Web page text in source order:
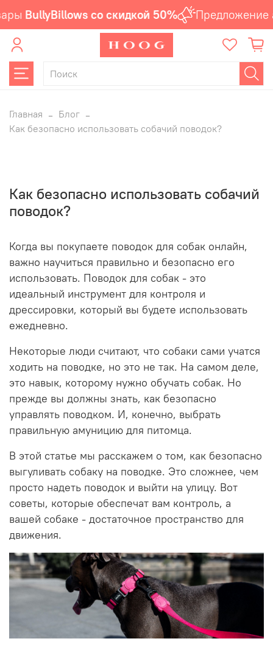
BullyBillows со скидкой 50% Предложение
Главная
Блог
Как безопасно использовать собачий поводок?
Как безопасно использовать собачий
поводок?
Когда вы покупаете поводок для собак онлайн,
важно научиться правильно и безопасно его
использовать. Поводок для собак - это
идеальный инструмент для контроля и
дрессировки, который вы будете использовать
ежедневно.
Некоторые люди считают, что собаки сами учатся
ходить на поводке, но это не так. На самом деле,
это навык, которому нужно обучать собак. Но
прежде вы должны знать, как безопасно
управлять поводком. И, конечно, выбрать
правильную амуницию для питомца.
В этой статье мы расскажем о том, как безопасно
выгуливать собаку на поводке. Это сложнее, чем
просто надеть поводок и выйти на улицу. Вот
советы, которые обеспечат вам контроль, а
вашей собаке - достаточное пространство для
движения.